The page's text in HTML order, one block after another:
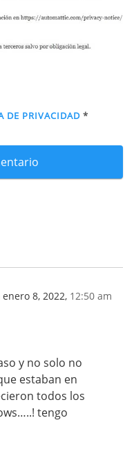
DE PRIVACIDAD *
enero 8, 2022, 12:50 am
y no solo no
estaban en
todos los
tengo